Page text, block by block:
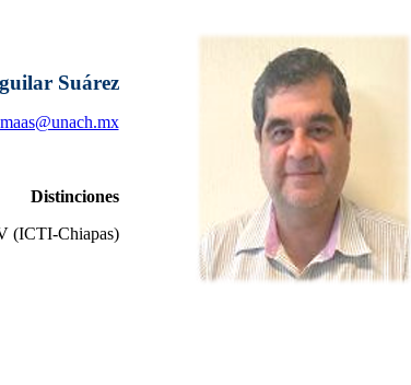
Suárez
maas@unach.mx
Distinciones
(ICTI-Chiapas)